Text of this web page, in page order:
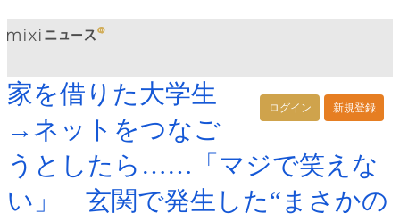
ログイン 新規登録
家を借りた大学生
→ネットをつなご
うとしたら……「マジで笑えな
い」 玄関で発生した“まさかの